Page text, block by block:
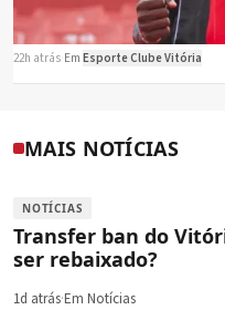
22h atrás Em Esporte Clube Vitória
MAIS NOTÍCIAS
NOTÍCIAS
Transfer ban do
ser rebaixado?
1d atrás·Em Notícias